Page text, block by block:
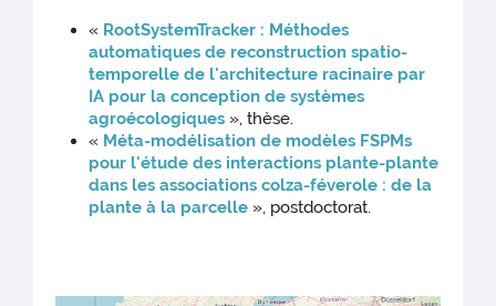
« RootSystemTracker : Méthodes
automatiques de reconstruction spatio-
temporelle de l'architecture racinaire par
IA pour la conception de systèmes
agroécologiques », thèse.
« Méta-modélisation de modèles FSPMs
pour l'étude des interactions plante-plante
dans les associations colza-féverole : de la
plante à la parcelle », postdoctorat.